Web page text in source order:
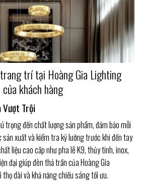
trí tại Hoàng Gia Lighting
khách hàng
Vượt Trội
trọng đến chất lượng sản phẩm, đảm bảo mỗi
xuất và kiểm tra kỹ lưỡng trước khi đến tay
liệu cao cấp như pha lê K9, thủy tinh, inox,
đại giúp đèn thả trần của Hoàng Gia
dài và khả năng chiếu sáng tối ưu.